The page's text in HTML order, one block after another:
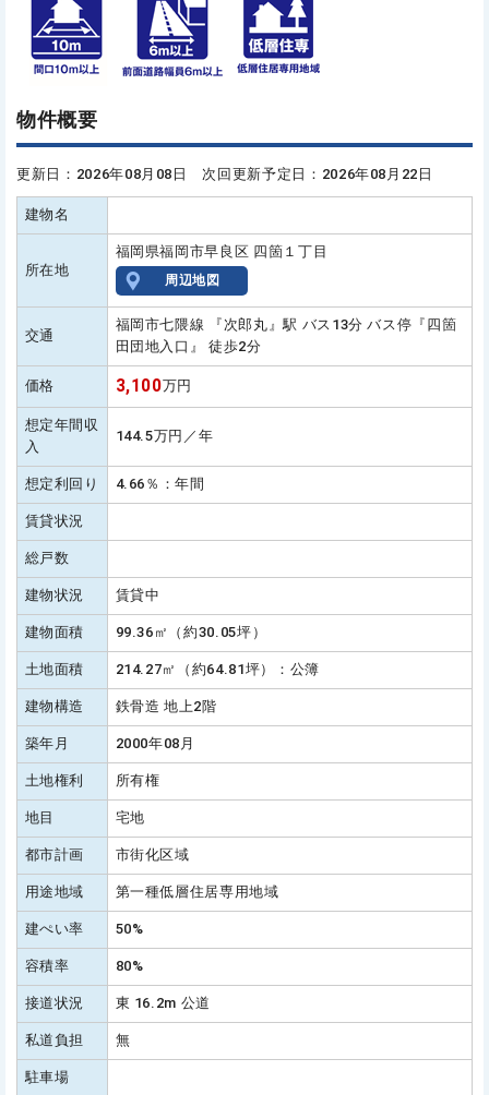
物件概要
更新日：2026年08月08日 次回更新予定日：2026年08月22日
建物名
所在地
福岡県福岡市早良区 四箇１丁目
周辺地図
交通
福岡市七隈線 『次郎丸』駅 バス13分 バス停『四箇
田団地入口』 徒歩2分
価格 3,100万円
想定年間収
入
144.5万円／年
想定利回り 4.66％：年間
賃貸状況
総戸数
建物状況 賃貸中
建物面積 99.36㎡（約30.05坪）
土地面積 214.27㎡（約64.81坪）：公簿
建物構造 鉄骨造 地上2階
築年月 2000年08月
土地権利 所有権
地目 宅地
都市計画 市街化区域
用途地域 第一種低層住居専用地域
建ぺい率 50%
容積率 80%
接道状況 東 16.2m 公道
私道負担 無
駐車場